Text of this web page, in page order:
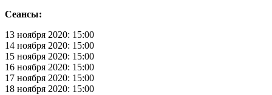
Сеансы:
13 ноября 2020: 15:00
14 ноября 2020: 15:00
15 ноября 2020: 15:00
16 ноября 2020: 15:00
17 ноября 2020: 15:00
18 ноября 2020: 15:00